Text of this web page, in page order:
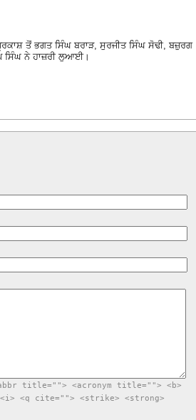
ਤੋਂ ਭਗਤ ਸਿੰਘ ਬਰਾੜ, ਸੁਰਜੀਤ ਸਿੰਘ ਸੋਢੀ, ਬਜ਼ੁਰਗ
ਸਿੰਘ ਨੇ ਹਾਜ਼ਰੀ ਲੁਆਈ।
title=""> <acronym title=""> <b>
<i> <q cite=""> <strike> <strong>